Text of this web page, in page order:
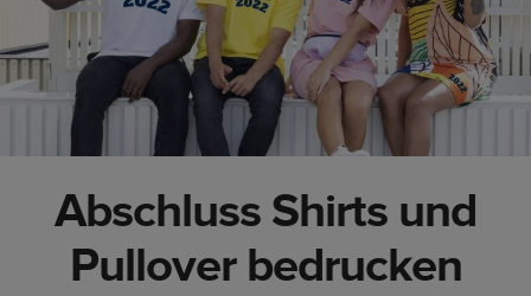
Abschluss Shirts und
Pullover bedrucken